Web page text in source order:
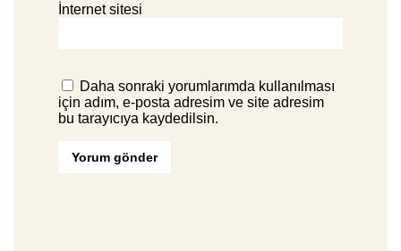
İnternet sitesi
Daha sonraki yorumlarımda kullanılması
için adım, e-posta adresim ve site adresim
bu tarayıcıya kaydedilsin.